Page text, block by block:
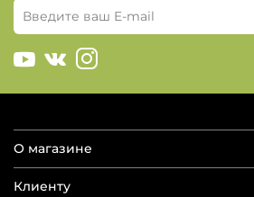
О магазине
Клиенту